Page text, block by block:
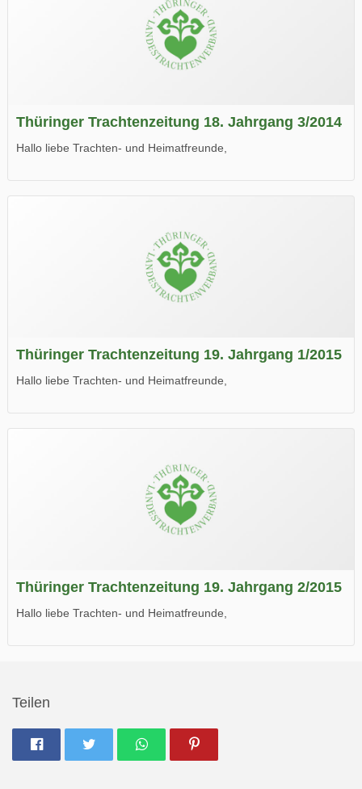
Thüringer Trachtenzeitung 18. Jahrgang 3/2014
Hallo liebe Trachten- und Heimatfreunde,
Wir wünschen Euch viel Spaß beim Lesen.
Thüringer Trachtenzeitung 19. Jahrgang 1/2015
Hallo liebe Trachten- und Heimatfreunde,
Wir wünschen Euch viel Spaß beim Lesen.
Thüringer Trachtenzeitung 19. Jahrgang 2/2015
Hallo liebe Trachten- und Heimatfreunde,
Teilen